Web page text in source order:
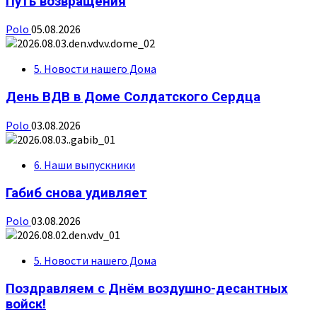
Polo 05.08.2026
5. Новости нашего Дома
День ВДВ в Доме Солдатского Сердца
Polo 03.08.2026
6. Наши выпускники
Габиб снова удивляет
Polo 03.08.2026
5. Новости нашего Дома
Поздравляем с Днём воздушно-десантных
войск!